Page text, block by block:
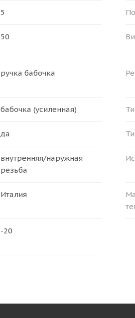
5
50
ручка бабочка
бабочка (усиленная)
да
внутренняя/наружная
резьба
Италия
-20